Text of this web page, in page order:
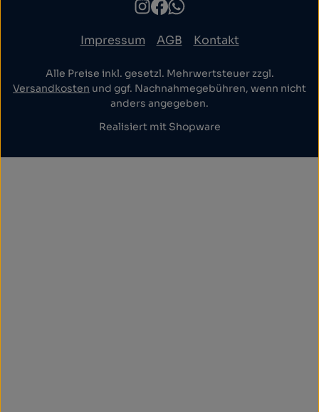
Impressum AGB Kontakt
Alle Preise inkl. gesetzl. Mehrwertsteuer zzgl.
Versandkosten und ggf. Nachnahmegebühren, wenn nicht
anders angegeben.
Realisiert mit Shopware